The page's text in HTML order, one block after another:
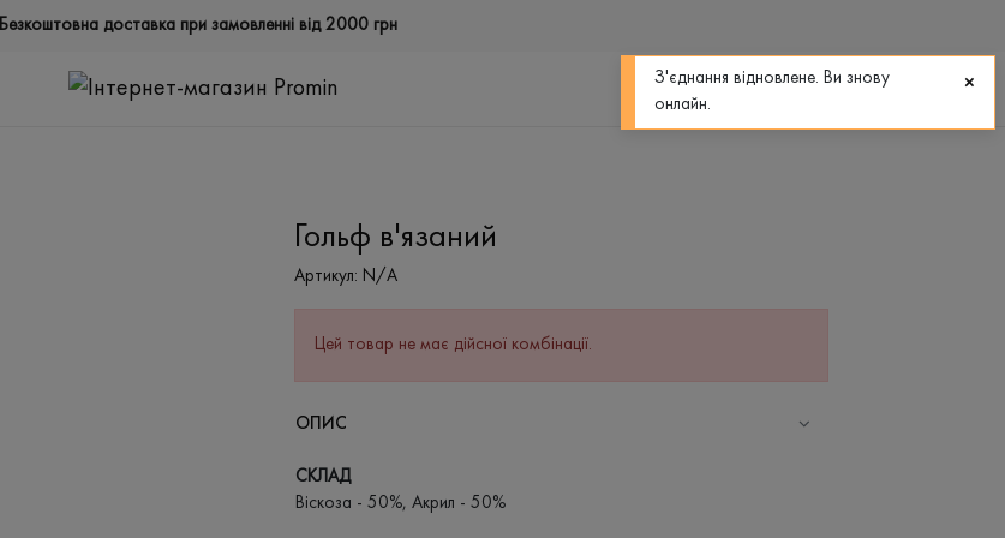
Безкоштовна доставка при замовленні від 2000 грн
0
Гольф в'язаний
Артикул: N/A
Цей товар не має дійсної комбінації.
ОПИС
СКЛАД
Віскоза - 50%, Акрил - 50%
З'єднання відновлене. Ви знову
онлайн.